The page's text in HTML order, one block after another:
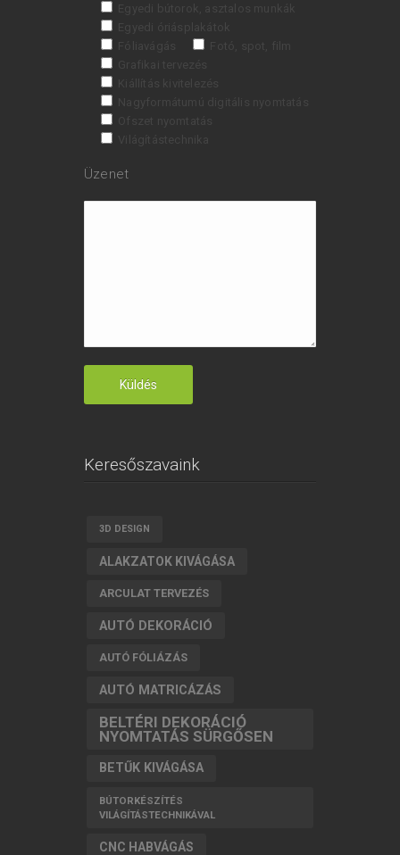
Egyedi bútorok, asztalos munkák
Egyedi óriásplakátok
Fotó, spot, film
Grafikai tervezés
Kiállítás kivitelezés
Nagyformátumú digitális nyomtatás
Ofszet nyomtatás
Világítástechnika
Üzenet
Keresőszavaink
3D DESIGN
ALAKZATOK KIVÁGÁSA
ARCULAT TERVEZÉS
AUTÓ DEKORÁCIÓ
AUTÓ FÓLIÁZÁS
AUTÓ MATRICÁZÁS
BELTÉRI DEKORÁCIÓ
NYOMTATÁS SÜRGŐSEN
BETŰK KIVÁGÁSA
BÚTORKÉSZÍTÉS
VILÁGÍTÁSTECHNIKÁVAL
CNC HABVÁGÁS